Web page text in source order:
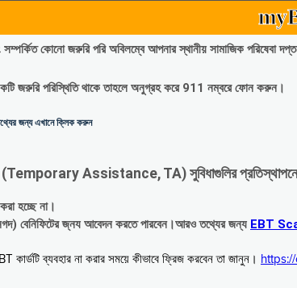
সম্পর্কিত কোনো জরুরি পরি অবিলম্বে আপনার স্থানীয় সামাজিক
জরুরি পরিস্থিতি থাকে তাহলে অনুগ্রহ করে 911 নম্বরে ফোন করুন।
জন্য এখানে ক্লিক করুন
(Temporary Assistance, TA) সুবিধাগুলির প্রতিস্থাপনের
হচ্ছে না।
বেনিফিটের জ্নয আবেদন করতে পারবেন।আরও তথ্যের জন্য EBT
কার্ডটি ব্যবহার না করার সময়ে কীভাবে ফ্রিজ করবেন তা জানুন।